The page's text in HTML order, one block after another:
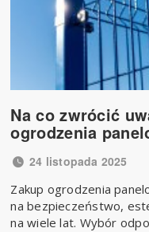
Na co zwrócić
ogrodzenia
24 listopada 2025
Zakup ogrodzenia
na bezpieczeństwo,
na wiele lat. Wybór